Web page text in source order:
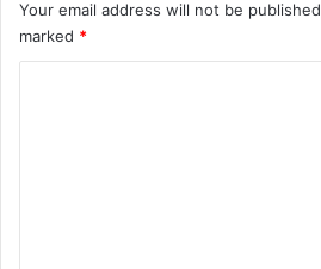
Your email address will not be
marked *